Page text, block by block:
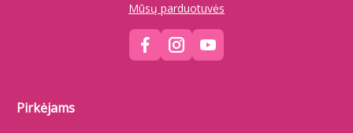
Mūsų parduotuvės
Pirkėjams